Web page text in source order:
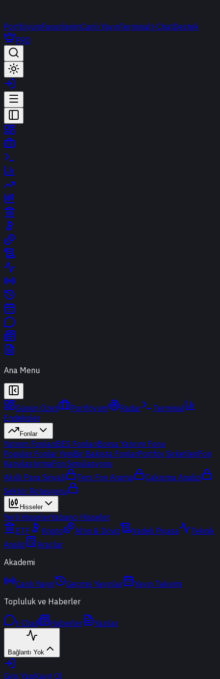
PortföyümFavorilerimCanlı YayınTerminalt-ChatDestek
PRO
Ana Menu
Günün Özeti Portföyüm Radar
Terminal
Endeksler
Fonlar
Yatırım FonlarıBES FonlarıBorsa Yatırım Fonu
Popüler Fonlar YeniBir Bakışta FonlarPortföy ŞirketleriFon
KarşılaştırmaFon Simülasyonu
Akıllı Para Sinyali
Ters Fon Arama
Çakışma Analizi
Sektör Rotasyonu
Hisseler
Yerli HisselerYabancı Hisseler
ETF
Kripto Altın & Döviz Vadeli Piyasa
Teknik
Analiz
Araçlar
Akademi
Canlı Yayın Geçmiş Yayınlar
Yayın Takvimi
Topluluk ve Haberler
t-Chat Haberler Yazılar
Bağlantı Yok
Giriş YapKayıt Ol